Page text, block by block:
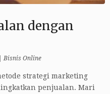
dengan
Bisnis Online
strategi marketing
penjualan. Mari